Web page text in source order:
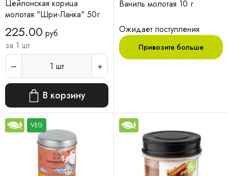
Цейлонская корица
молотая "Шри-Ланка" 50г
225.00 руб
за 1 шт
1 шт
В корзину
Ваниль молотая 10 г
Ожидает поступления
Привозите больше
VEG